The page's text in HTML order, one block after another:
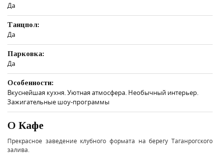
Да
Танцпол:
Да
Парковка:
Да
Особенности:
Вкуснейшая кухня. Уютная атмосфера. Необычный интерьер.
Зажигательные шоу-программы
О Кафе
Прекрасное заведение клубного формата на берегу Таганрогского
залива.